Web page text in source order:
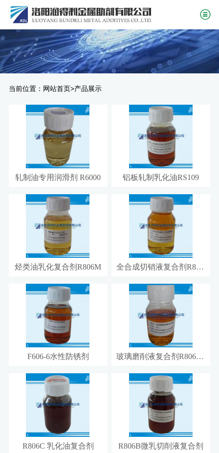
当前位置： 网站首页>产品展示
轧制油专用润滑剂 R6000 铝板轧制乳化油RS109
烃类油乳化复合剂R806M 全合成切销液复合剂R806N
F606-6水性防锈剂 玻璃磨削液复合剂R806N1
R806C 乳化油复合剂 R806B微乳切削液复合剂